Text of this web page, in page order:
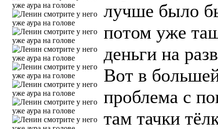
лучше было
потом уже
деньги на
Вот в
проблема с
там тачки